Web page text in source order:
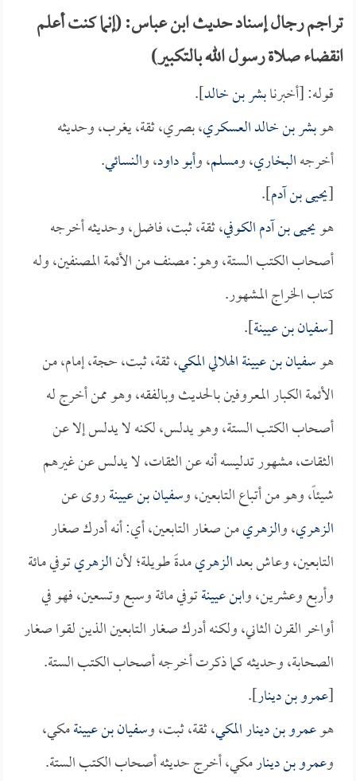
تراجم رجال إسناد حديث ابن عباس: (إنما كنت أعلم
انقضاء صلاة رسول الله بالتكبير)
قوله: [أخبرنابشر بن خالد].
هوبشر بن خالد العسكري، بصري، ثقة، يغرب، وحديثه
أخرجهالبخاري، ومسلم، وأبو داود، والنسائي.
[يحيى بن آدم].
هويحيى بن آدم الكوفي، ثقة، ثبت، فاضل، وحديثه أخرجه
أصحاب الكتب الستة، وهو: مصنف من الأئمة المصنفين، وله
كتاب الخراج المشهور.
[سفيان بن عيينة].
هوسفيان بن عيينة الهلالي المكي، ثقة، ثبت، حجة، إمام، من
الأئمة الكبار المعروفين بالحديث وبالفقه، وهو ممن أخرج له
أصحاب الكتب الستة، وهو يدلس، لكنه لا يدلس إلا عن
الثقات، مشهور تدليسه أنه عن الثقات، لا يدلس عن غيرهم
شيئاً، وهو من أتباع التابعين، وسفيان بن عيينةروى عن
الزهري، والزهريمن صغار التابعين، أي: أنه أدرك صغار
التابعين، وعاش بعدالزهريمدةً طويلة؛ لأنالزهريتوفي مائة
وأربع وعشرين، وابن عيينةتوفي مائة وسبع وتسعين، فهو في
أواخر القرن الثاني، ولكنه أدرك صغار التابعين الذين لقوا صغار
الصحابة، وحديثه كما ذكرت أخرجه أصحاب الكتب الستة.
[عمرو بن دينار].
هوعمرو بن دينار المكي، ثقة، ثبت، وسفيان بن عيينةمكي،
وعمرو بن دينارمكي، أخرج حديثه أصحاب الكتب الستة.